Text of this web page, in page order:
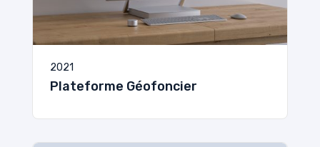
2021
Plateforme Géofoncier